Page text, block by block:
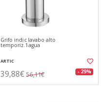
Grifo indic lavabo alto
temporiz.1agua
ARTIC
39,88€ 56,11€ - 29%